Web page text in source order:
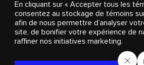
Ventes publicitaires
Diffusion
Consommateurs
Solutions
propos
Cookies
© 2018-2025 Groupe Stingray Inc.
, VOS AMBIANCES
En cliquant sur « Accepter tous les
consentez au stockage de témoins
afin de nous permettre d’analyser
site, de bonifier votre expérience de
raffiner nos initiatives marketing.